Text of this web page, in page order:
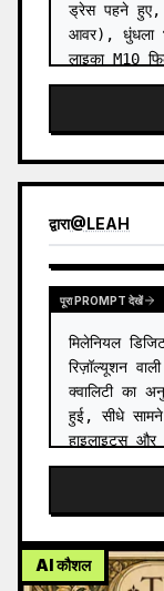
ड्रेस पहने हुए,
आवर), धुंधला
लाइका M10
टेक्…
द्वारा@LEAH
पूरा PROMPT देखें
मिलेनियल
रिज़ॉल्यूशन
क्वालिटी का
हुई, सीधे
हाइलाइट्स
शिफ्ट और
AI कौशल